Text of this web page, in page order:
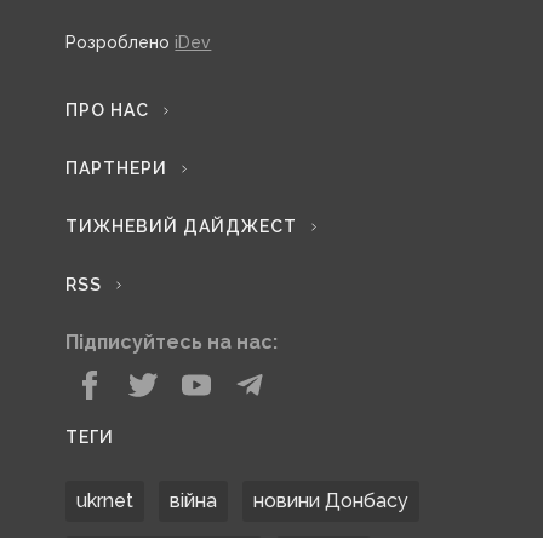
Розроблено iDev
ПРО НАС
ПАРТНЕРИ
ТИЖНЕВИЙ ДАЙДЖЕСТ
RSS
Підписуйтесь на нас:
ТЕГИ
ukrnet війна новини Донбасу